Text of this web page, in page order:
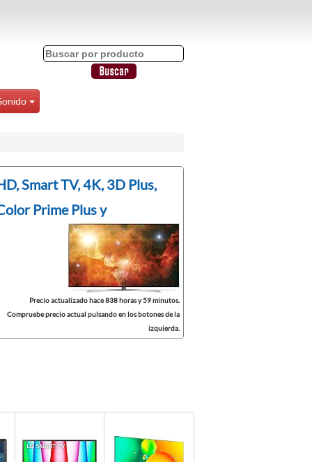
Smart TV, 4K, 3D Plus,
Prime Plus y
Precio actualizado hace 838 horas y 59 minutos.
Compruebe precio actual pulsando en los botones de la
izquierda.